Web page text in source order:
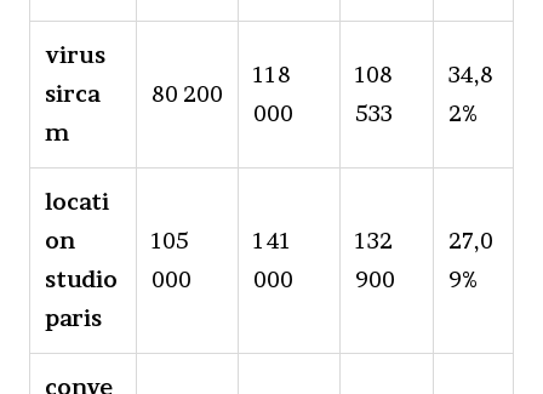
virus
sirca
m
80 200
118
000
108
533
34,8
2%
locati
on
studio
paris
105
000
141
000
132
900
27,0
9%
conve